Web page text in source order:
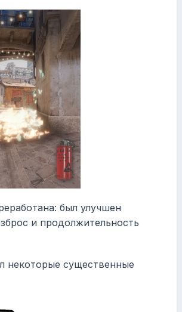
был улучшен
и продолжительность
некоторые существенные